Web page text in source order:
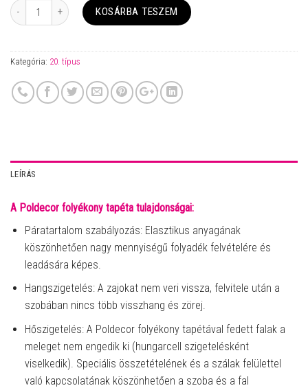
Mennyiség KOSÁRBA TESZEM
Kategória: 20. típus
LEÍRÁS
A Poldecor folyékony tapéta tulajdonságai:
Páratartalom szabályozás: Elasztikus anyagának
köszönhetően nagy mennyiségű folyadék felvételére és
leadására képes.
Hangszigetelés: A zajokat nem veri vissza, felvitele után a
szobában nincs több visszhang és zörej.
Hőszigetelés: A Poldecor folyékony tapétával fedett falak a
meleget nem engedik ki (hungarcell szigetelésként
viselkedik). Speciális összetételének és a szálak felülettel
való kapcsolatának köszönhetően a szoba és a fal